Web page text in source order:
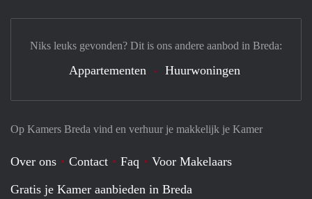
Op Kamers Breda vind en verhuur je makkelijk je Kamer
Over ons Contact Faq
Voor Makelaars
Gratis je Kamer aanbieden in Breda
Niks leuks gevonden? Dit is ons andere aanbod in Breda:
Appartementen Huurwoningen